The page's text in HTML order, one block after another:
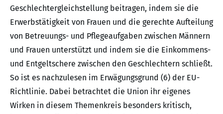
Geschlechtergleichstellung beitragen, indem sie die
Erwerbstätigkeit von Frauen und die gerechte Aufteilung
von Betreuungs- und Pflegeaufgaben zwischen Männern
und Frauen unterstützt und indem sie die Einkommens-
und Entgeltschere zwischen den Geschlechtern schließt.
So ist es nachzulesen im Erwägungsgrund (6) der EU-
Richtlinie. Dabei betrachtet die Union ihr eigenes
Wirken in diesem Themenkreis besonders kritisch,